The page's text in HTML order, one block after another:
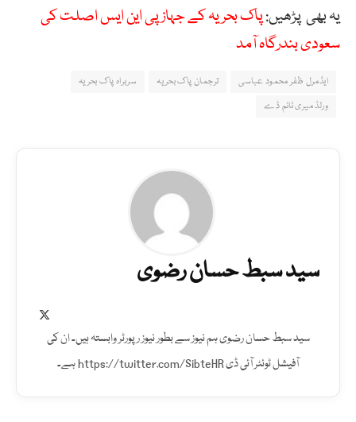
یہ بھی پڑھیں:پاک بحریہ کے جہاز پی این ایس اصلت کی
سعودی بندرگاہ آمد
ایڈمرل ظفر محمود عباسی ترجمان پاک بحریہ
سربراہ پاک بحریہ
ورلڈ میری ٹائم ڈے
سید سبط حسان رضوی
سید سبط حسان رضوی ہم نیوز سے بطور نیوز رپورٹر وابستہ ہیں۔ ان کی
آفیشل ٹوئٹر آئی ڈی https://twitter.com/SibteHR ہے۔